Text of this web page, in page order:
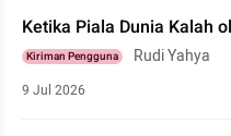
Ketika Piala Dunia Kalah
Kiriman Pengguna Rudi Yahya
9 Jul 2026